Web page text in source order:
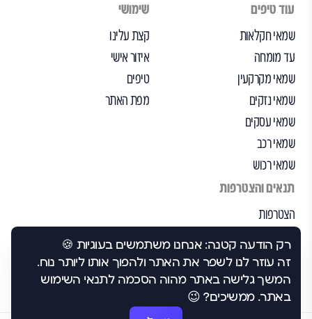
רק הודעה קטנה: אנחנו משתמשים בעוגיות 🍪
זה עוזר לנו לשפר את האתר ולהפוך אותו ליותר נוח.
המשך גלישה באתר מהוה הסכמה לתנאי השימוש
באתר. ממשיכים? 😉
עוד טיפים
שמאי חקלאות
עד מומחה
שמאי מקרקעין
שמאי נזקים
שמאי עסקים
שמאי רכב
שמאי רכוש
שימושי
קצת עלינו
איזור אישי
טיפים
מפת האתר
תנאים והצטרפות
הצטרפות
תנאי שימוש
הצהרת נגישות